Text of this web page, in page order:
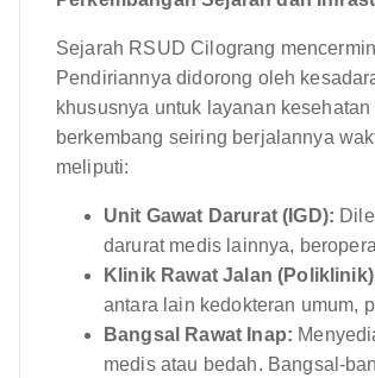
Sejarah RSUD Cilograng
Pendiriannya didorong oleh
khususnya untuk layanan
berkembang seiring berjalannya
meliputi:
Unit Gawat Darurat (IGD):
darurat medis lainnya,
Klinik Rawat Jalan
antara lain kedokteran umum,
Bangsal Rawat Inap:
medis atau bedah. Bangsal-